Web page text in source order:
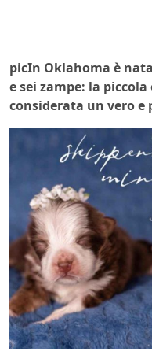
picIn Oklahoma è
e sei zampe: la piccola
considerata un vero e